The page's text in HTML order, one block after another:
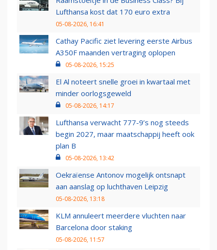
Lufthansa kost dat 170 euro extra
05-08-2026, 16:41
Cathay Pacific ziet levering eerste Airbus
A350F maanden vertraging oplopen
05-08-2026, 15:25
El Al noteert snelle groei in kwartaal met
minder oorlogsgeweld
05-08-2026, 14:17
Lufthansa verwacht 777-9’s nog steeds
begin 2027, maar maatschappij heeft ook
plan B
05-08-2026, 13:42
Oekraïense Antonov mogelijk ontsnapt
aan aanslag op luchthaven Leipzig
05-08-2026, 13:18
KLM annuleert meerdere vluchten naar
Barcelona door staking
05-08-2026, 11:57